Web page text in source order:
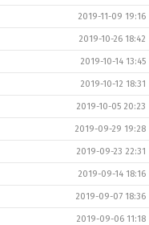
2019-11-09 19:16
2019-10-26 18:42
2019-10-14 13:45
2019-10-12 18:31
2019-10-05 20:23
2019-09-29 19:28
2019-09-23 22:31
2019-09-14 18:16
2019-09-07 18:36
2019-09-06 11:18